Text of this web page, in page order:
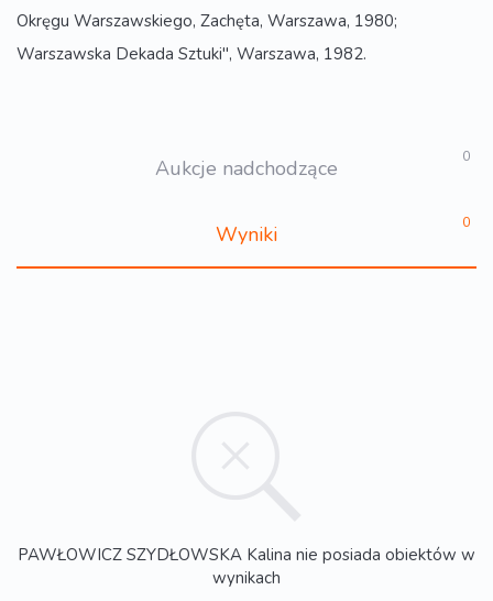
Okręgu Warszawskiego, Zachęta, Warszawa, 1980;
Warszawska Dekada Sztuki", Warszawa, 1982.
Aukcje nadchodzące 0
Wyniki 0
PAWŁOWICZ SZYDŁOWSKA Kalina nie posiada obiektów w
wynikach